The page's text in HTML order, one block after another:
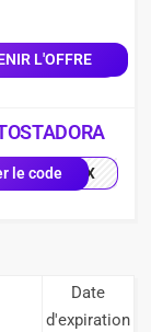
L'OFFRE
le code0X1X
Date
d'expiration